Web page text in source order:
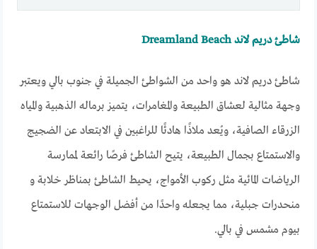
شاطئ دريم لاند Dreamland Beach
شاطئ دريم لاند هو واحد من الشواطئ الجميلة في جنوب بالي ويعتبر
وجهة مثالية لعشاق الطبيعة والمغامرات، يتميز برماله الذهبية والمياه
الزرقاء الصافية، ويُعد ملاذًا هادئًا للراغبين في الابتعاد عن الضجيج
والاستمتاع بجمال الطبيعة، يتيح الشاطئ فرصًا رائعة لممارسة
الرياضات المائية مثل ركوب الأمواج، يحيط الشاطئ بمناظر خلابة و
منحدرات جبلية، مما يجعله واحدًا من أفضل الوجهات للاستمتاع
بيوم مشمس في بالي.